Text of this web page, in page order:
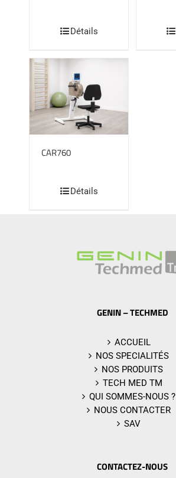
Détails
CAR760
Détails
GENIN – TECHMED
ACCUEIL
NOS SPECIALITÉS
NOS PRODUITS
TECH MED TM
QUI SOMMES-NOUS ?
NOUS CONTACTER
SAV
CONTACTEZ-NOUS